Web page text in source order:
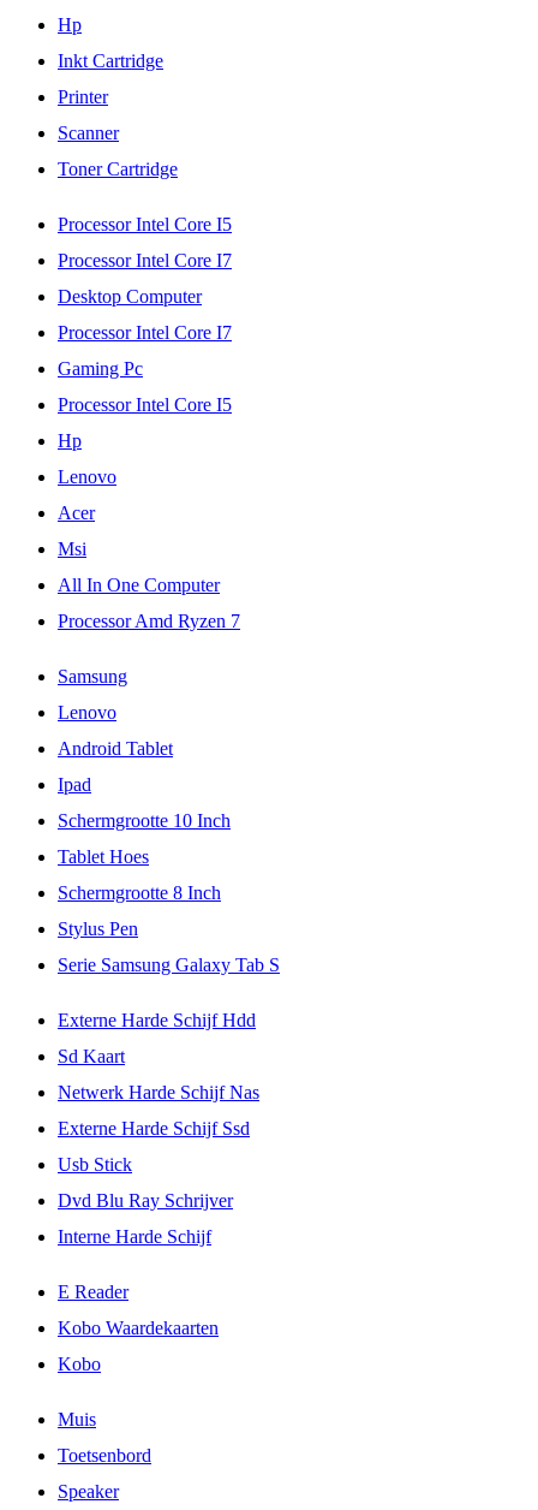
Hp
Inkt Cartridge
Printer
Scanner
Toner Cartridge
Processor Intel Core I5
Processor Intel Core I7
Desktop Computer
Processor Intel Core I7
Gaming Pc
Processor Intel Core I5
Hp
Lenovo
Acer
Msi
All In One Computer
Processor Amd Ryzen 7
Samsung
Lenovo
Android Tablet
Ipad
Schermgrootte 10 Inch
Tablet Hoes
Schermgrootte 8 Inch
Stylus Pen
Serie Samsung Galaxy Tab S
Externe Harde Schijf Hdd
Sd Kaart
Netwerk Harde Schijf Nas
Externe Harde Schijf Ssd
Usb Stick
Dvd Blu Ray Schrijver
Interne Harde Schijf
E Reader
Kobo Waardekaarten
Kobo
Muis
Toetsenbord
Speaker